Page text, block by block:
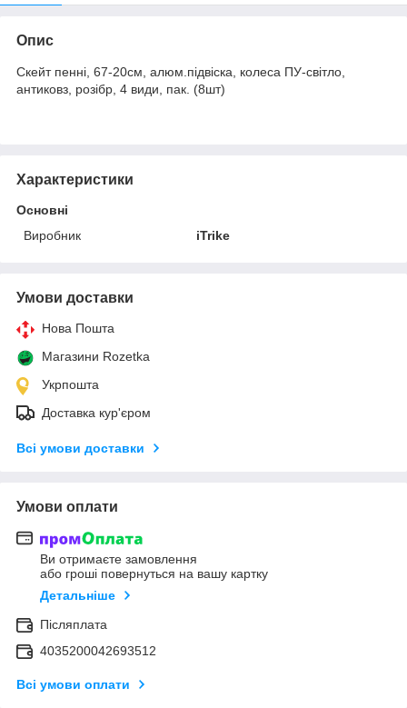
Опис
Скейт пенні, 67-20см, алюм.підвіска, колеса ПУ-світло,
антиковз, розібр, 4 види, пак. (8шт)
Характеристики
Основні
Виробник
iTrike
Умови доставки
Нова Пошта
Магазини Rozetka
Укрпошта
Доставка кур'єром
Всі умови доставки
Умови оплати
Ви отримаєте замовлення
або гроші повернуться на вашу картку
Детальніше
Післяплата
4035200042693512
Всі умови оплати